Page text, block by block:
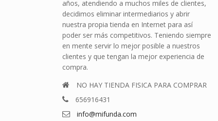
años, atendiendo a muchos miles de clientes,
decidimos eliminar intermediarios y abrir
nuestra propia tienda en Internet para así
poder ser más competitivos. Teniendo siempre
en mente servir lo mejor posible a nuestros
clientes y que tengan la mejor experiencia de
compra.
NO HAY TIENDA FISICA PARA COMPRAR
656916431
info@mifunda.com